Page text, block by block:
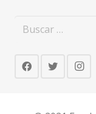
Buscar: